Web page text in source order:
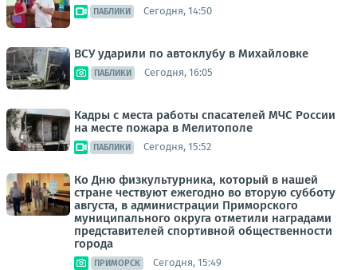
ПАБЛИКИ Сегодня, 14:50
ВСУ ударили по автоклубу в Михайловке
ПАБЛИКИ Сегодня, 16:05
Кадры с места работы спасателей МЧС России
на месте пожара в Мелитополе
ПАБЛИКИ Сегодня, 15:52
Ко Дню физкультурника, который в нашей
стране чествуют ежегодно во вторую субботу
августа, в администрации Приморского
муниципального округа отметили наградами
представителей спортивной общественности
города
ПРИМОРСК Сегодня, 15:49